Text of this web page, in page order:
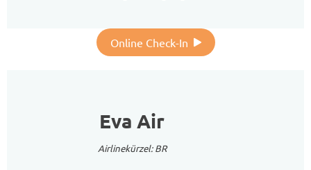
Online Check-In
Eva Air
Airlinekürzel: BR